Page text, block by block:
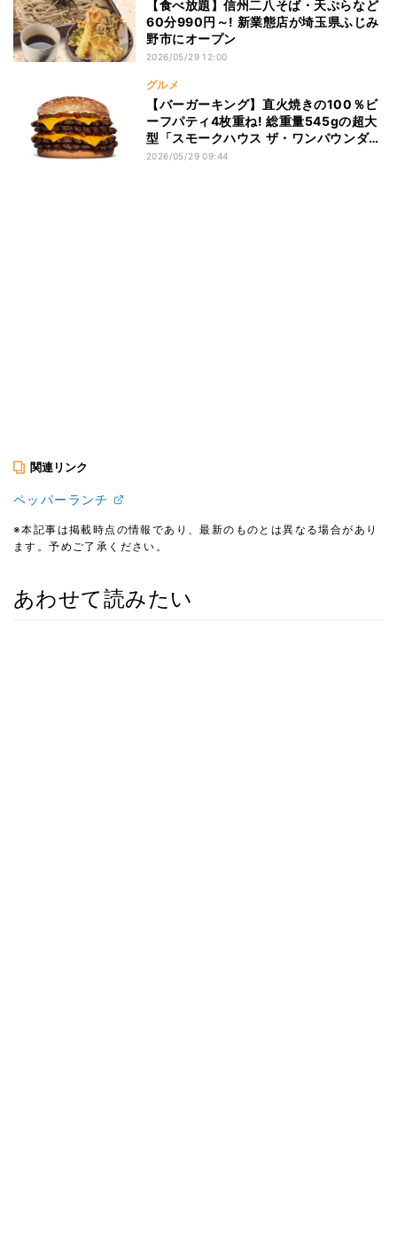
【食べ放題】信州二八そば・天ぷらなど
60分990円～! 新業態店が埼玉県ふじみ
野市にオープン
2026/05/29 12:00
グルメ
【バーガーキング】直火焼きの100％ビ
ーフパティ4枚重ね! 総重量545gの超大
型「スモークハウス ザ・ワンパウンダ
ー」が新登場
2026/05/29 09:44
関連リンク
ペッパーランチ
※本記事は掲載時点の情報であり、最新のものとは異なる場合があり
ます。予めご了承ください。
あわせて読みたい